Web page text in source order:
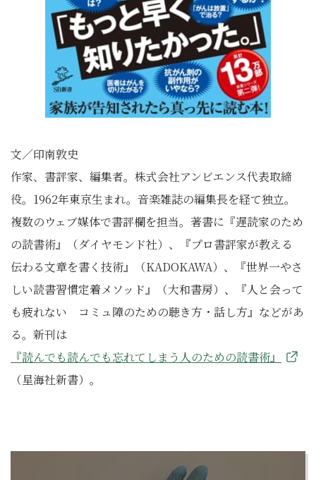
文／印南敦史
作家、書評家、編集者。株式会社アンビエンス代表取締
役。1962年東京生まれ。音楽雑誌の編集長を経て独立。
複数のウェブ媒体で書評欄を担当。著書に『遅読家のため
の読書術』（ダイヤモンド社）、『プロ書評家が教える
伝わる文章を書く技術』（KADOKAWA）、『世界一やさ
しい読書習慣定着メソッド』（大和書房）、『人と会って
も疲れない コミュ障のための聴き方・話し方』などがあ
る。新刊は
『読んでも読んでも忘れてしまう人のための読書術』
（星海社新書）。